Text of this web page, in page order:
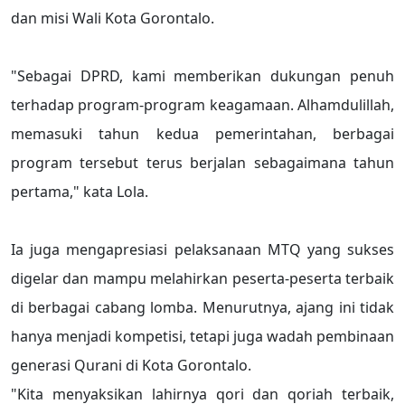
dan misi Wali Kota Gorontalo.
"Sebagai DPRD, kami memberikan dukungan penuh
terhadap program-program keagamaan. Alhamdulillah,
memasuki tahun kedua pemerintahan, berbagai
program tersebut terus berjalan sebagaimana tahun
pertama," kata Lola.
Ia juga mengapresiasi pelaksanaan MTQ yang sukses
digelar dan mampu melahirkan peserta-peserta terbaik
di berbagai cabang lomba. Menurutnya, ajang ini tidak
hanya menjadi kompetisi, tetapi juga wadah pembinaan
generasi Qurani di Kota Gorontalo.
"Kita menyaksikan lahirnya qori dan qoriah terbaik,